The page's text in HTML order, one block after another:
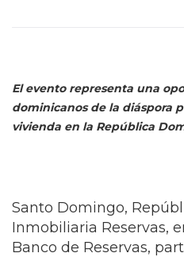
El evento representa una
dominicanos de la diáspora
vivienda en la República
Santo Domingo,
Inmobiliaria Reservas,
Banco de Reservas,